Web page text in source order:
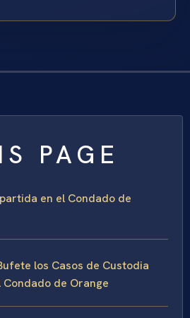
PAGE
en el Condado de
los Casos de Custodia
de Orange